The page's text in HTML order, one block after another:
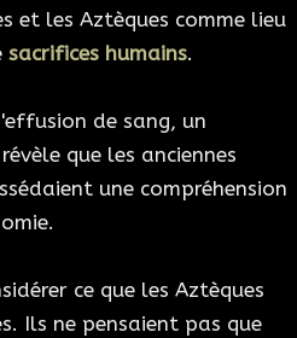
et les Aztèques comme lieu
sacrifices humains.
de sang, un
que les anciennes
une compréhension
ce que les Aztèques
Ils ne pensaient pas que